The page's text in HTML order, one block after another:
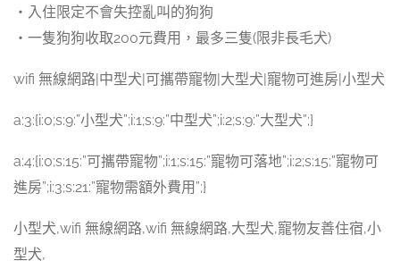
・入住限定不會失控亂叫的狗狗
・一隻狗狗收取200元費用，最多三隻(限非長毛犬)
wifi 無線網路|中型犬|可攜帶寵物|大型犬|寵物可進房|小型犬
a:3:{i:0;s:9:”小型犬”;i:1;s:9:”中型犬”;i:2;s:9:”大型犬”;}
a:4:{i:0;s:15:”可攜帶寵物”;i:1;s:15:”寵物可落地”;i:2;s:15:”寵物可
進房”;i:3;s:21:”寵物需額外費用”;}
小型犬,wifi 無線網路,wifi 無線網路,大型犬,寵物友善住宿,小
型犬,